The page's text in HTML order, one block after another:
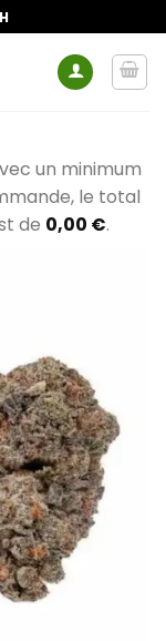
un minimum
le total
de 0,00 €.